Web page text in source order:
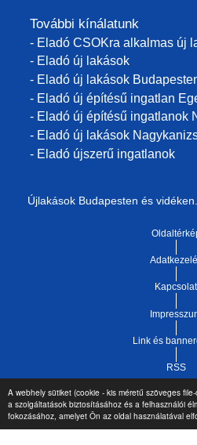
A webhely sütiket (cookie - kis méretű szöveges
a szolgáltatások biztosításához és a felhasználói
fokozásához, amelyet Ön az oldal használatával
További kínálatunk
- Eladó CSOKra alkalmas új
- Eladó új lakások
- Eladó új lakások
- Eladó új építésű ingatlan
- Eladó új építésű ingatlanok
- Eladó új lakások
- Eladó újszerű ingatlanok
Újlakások Budapesten és
Kapcsolat
Link és
RSS
Copyright © 2021.Vár-Köz Kft. -
adminisztrációs